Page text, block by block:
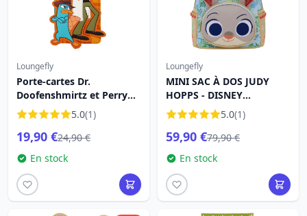
Loungefly
Porte-cartes Dr.
Doofenshmirtz et Perry
l'ornithorynque - Disney
Loungefly
5.0(1)
19,90 €24,90 €
En stock
Loungefly
MINI SAC À DOS JUDY
HOPPS - DISNEY
LOUNGEFLY ZOOTOPIE 2
5.0(1)
59,90 €79,90 €
En stock